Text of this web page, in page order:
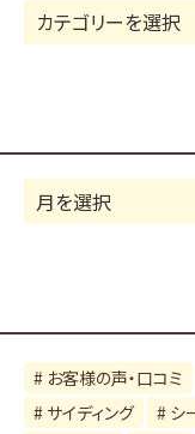
カ
テ
ー
お客様の声・口コミ
サイディング
シ